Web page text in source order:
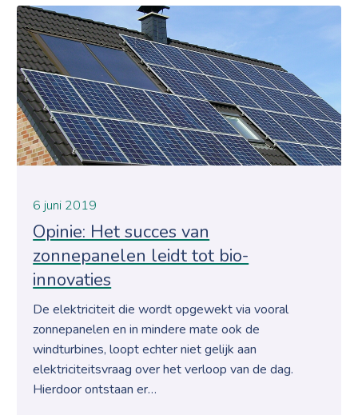
6 juni 2019
Opinie: Het succes van
zonnepanelen leidt tot bio-
innovaties
De elektriciteit die wordt opgewekt via vooral
zonnepanelen en in mindere mate ook de
windturbines, loopt echter niet gelijk aan
elektriciteitsvraag over het verloop van de dag.
Hierdoor ontstaan er…